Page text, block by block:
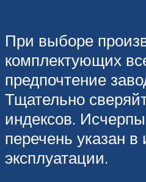
При выборе
комплектующих
предпочтение
Тщательно
индексов.
перечень указан в
эксплуатации.